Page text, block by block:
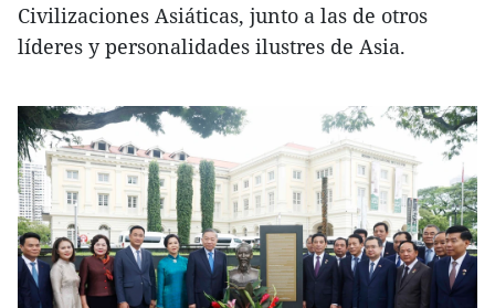
Civilizaciones Asiáticas, junto a las de otros
líderes y personalidades ilustres de Asia.